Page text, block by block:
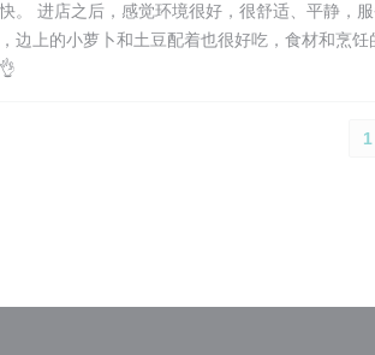
。 进店之后，感觉环境很好，很舒适、平静，
边上的小萝卜和土豆配着也很好吃，食材和烹
1